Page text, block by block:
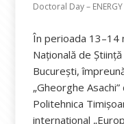
Doctoral Day –
În perioada 13–14
Națională de
București,
„Gheorghe
Politehnica
internațional